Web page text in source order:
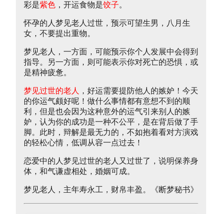
彩是紫色 ，开运食物是饺子。
怀孕的人梦见老人过世，预示可望生男，八月生
女，不要提出重物。
梦见老人，一方面，可能预示你个人发展中会得到
指导。另一方面，则可能表示你对死亡的恐惧，或
是精神疲惫。
梦见过世的老人
，好运需要提防他人的嫉妒！今天
的你运气颇好呢！做什么事情都有意想不到的顺
利，但是也会因为这种意外的运气引来别人的嫉
妒，认为你的成功是一种不公平，是在背后做了手
脚。此时，辩解是最无力的，不如抱着看对方演戏
的轻松心情，低调从容一点过去！
恋爱中的人梦见过世的老人又过世了，说明保养身
体，和气谦虚相处，婚姻可成。
梦见老人，主年寿永工，财帛丰盈。《断梦秘书》